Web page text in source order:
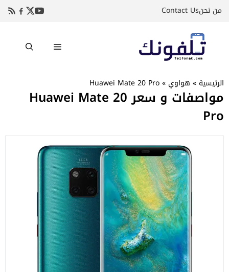
إلىمن نحنContact Us
القائمة
الرئيسية » هواوي »
Huawei Mate 20 Pro
مواصفات و سعر Huawei Mate 20
Pro